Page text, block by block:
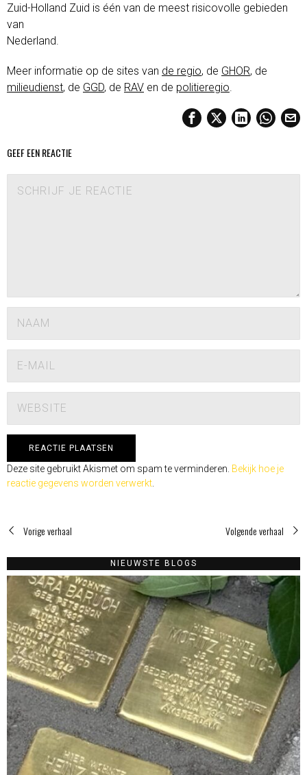
Zuid-Holland Zuid is één van de meest risicovolle gebieden
van
Nederland.
Meer informatie op de sites van de regio, de GHOR, de
milieudienst, de GGD, de RAV en de politieregio
GEEF EEN REACTIE
Deze site gebruikt Akismet om spam te verminderen. Bekijk hoe je
reactie gegevens worden verwerkt
Vorige verhaal Volgende verhaal
NIEUWSTE BLOGS